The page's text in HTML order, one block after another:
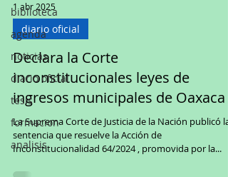
biblioteca
agenda
noticias
diario oficial
tesis
formacion
analisis
1 abr 2025
diario oficial
Declara la Corte
inconstitucionales leyes de
ingresos municipales de Oaxaca
La Suprema Corte de Justicia de la Nación publicó la
sentencia que resuelve la Acción de
Inconstitucionalidad 64/2024 , promovida por la...